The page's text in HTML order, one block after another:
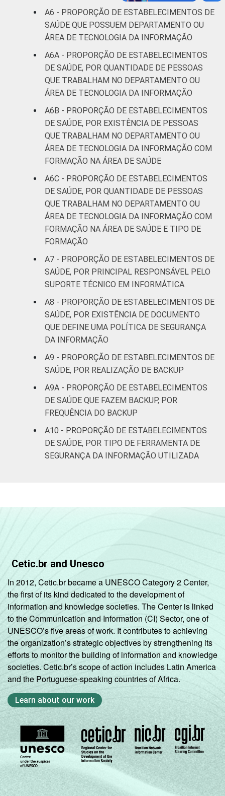
A6 - PROPORÇÃO DE ESTABELECIMENTOS DE
SAÚDE QUE POSSUEM DEPARTAMENTO OU
ÁREA DE TECNOLOGIA DA INFORMAÇÃO
A6A - PROPORÇÃO DE ESTABELECIMENTOS
DE SAÚDE, POR QUANTIDADE DE PESSOAS
QUE TRABALHAM NO DEPARTAMENTO OU
ÁREA DE TECNOLOGIA DA INFORMAÇÃO
A6B - PROPORÇÃO DE ESTABELECIMENTOS
DE SAÚDE, POR EXISTÊNCIA DE PESSOAS
QUE TRABALHAM NO DEPARTAMENTO OU
ÁREA DE TECNOLOGIA DA INFORMAÇÃO COM
FORMAÇÃO NA ÁREA DE SAÚDE
A6C - PROPORÇÃO DE ESTABELECIMENTOS
DE SAÚDE, POR QUANTIDADE DE PESSOAS
QUE TRABALHAM NO DEPARTAMENTO OU
ÁREA DE TECNOLOGIA DA INFORMAÇÃO COM
FORMAÇÃO NA ÁREA DE SAÚDE E TIPO DE
FORMAÇÃO
A7 - PROPORÇÃO DE ESTABELECIMENTOS DE
SAÚDE, POR PRINCIPAL RESPONSÁVEL PELO
SUPORTE TÉCNICO EM INFORMÁTICA
A8 - PROPORÇÃO DE ESTABELECIMENTOS DE
SAÚDE, POR EXISTÊNCIA DE DOCUMENTO
QUE DEFINE UMA POLÍTICA DE SEGURANÇA
DA INFORMAÇÃO
A9 - PROPORÇÃO DE ESTABELECIMENTOS DE
SAÚDE, POR REALIZAÇÃO DE BACKUP
A9A - PROPORÇÃO DE ESTABELECIMENTOS
DE SAÚDE QUE FAZEM BACKUP, POR
FREQUÊNCIA DO BACKUP
A10 - PROPORÇÃO DE ESTABELECIMENTOS
DE SAÚDE, POR TIPO DE FERRAMENTA DE
SEGURANÇA DA INFORMAÇÃO UTILIZADA
Cetic.br and Unesco
In 2012, Cetic.br became a UNESCO Category 2 Center,
the first of its kind dedicated to the development of
information and knowledge societies. The Center is linked
to the Communication and Information (CI) Sector, one of
UNESCO’s five areas of work. It contributes to achieving
the organization’s strategic objectives by strengthening its
efforts to monitor the building of information and knowledge
societies. Cetic.br’s scope of action includes Latin America
and the Portuguese-speaking countries of Africa.
Learn about our work